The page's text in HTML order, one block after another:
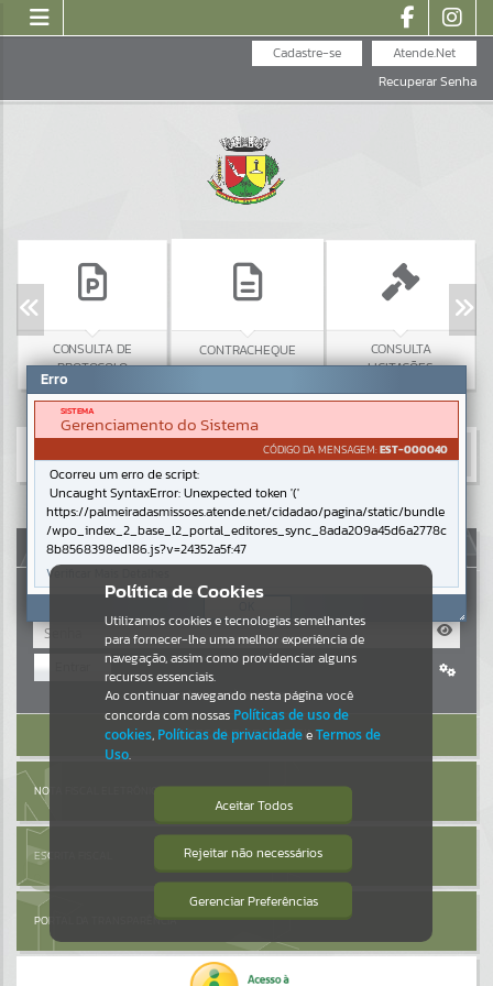
Atende.Net
Cadastre-se
Recuperar Senha
CONSULTA DE
PROTOCOLO
CONTRACHEQUE
CONSULTA
LICITAÇÕES
Resultados para""
Portais
Por favor, aguarde...
NOTÍCIAS
Por favor, aguarde...
Por favor, aguarde...
Por favor, aguarde...
AUTOATENDIMENTO
Cadastre-se|Recuperar Senha
ACESSAR SEM LOGIN
NOTA FISCAL ELETRÔNICA
ESCRITA FISCAL
PORTAL DA TRANSPARÊNCIA
Política de Cookies
Utilizamos cookies e tecnologias semelhantes
para fornecer-lhe uma melhor experiência de
navegação, assim como providenciar alguns
recursos essenciais.
Ao continuar navegando nesta página você
concorda com nossas Políticas de uso de
cookies, Políticas de privacidadeeTermos de
Uso.
Aceitar Todos
Rejeitar não necessários
Gerenciar Preferências
Isto significa que diversos recursos
providenciados poderão não estar
Erro
SISTEMA
Gerenciamento do Sistema
CÓDIGO DA MENSAGEM:EST-000040
Ocorreu um erro de script:
Uncaught SyntaxError: Unexpected token '('
https://palmeiradasmissoes.atende.net/cidadao/pagina/static/bundle
/wpo_index_2_base_l2_portal_editores_sync_8ada209a45d6a2778c
8b8568398ed186.js?v=24352a5f:47
Verificar Mais Detalhes